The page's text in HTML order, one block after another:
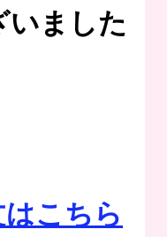
ました
こちら